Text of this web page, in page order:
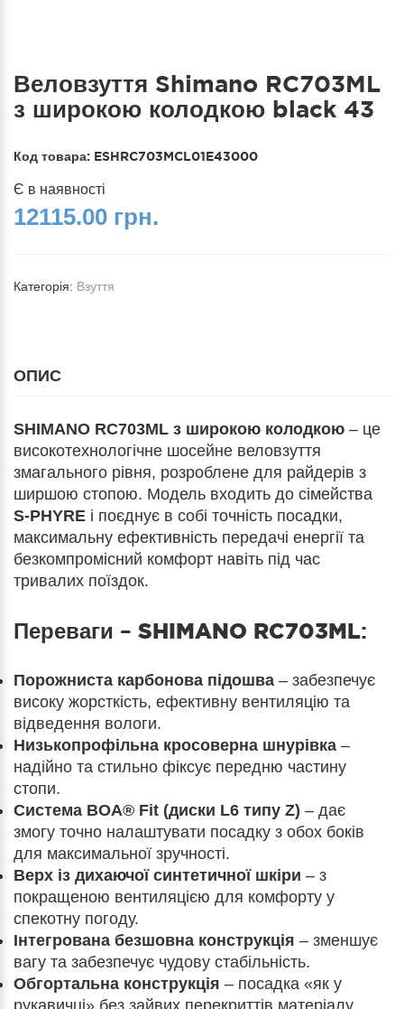
Веловзуття Shimano RC703ML
з широкою колодкою black 43
Код товара: ESHRC703MCL01E43000
Є в наявності
12115.00 грн.
Категорія: Взуття
ОПИС
SHIMANO RC703ML з широкою колодкою – це
високотехнологічне шосейне веловзуття
змагального рівня, розроблене для райдерів з
ширшою стопою. Модель входить до сімейства
S-PHYRE і поєднує в собі точність посадки,
максимальну ефективність передачі енергії та
безкомпромісний комфорт навіть під час
тривалих поїздок.
Переваги – SHIMANO RC703ML:
Порожниста карбонова підошва – забезпечує
високу жорсткість, ефективну вентиляцію та
відведення вологи.
Низькопрофільна кросоверна шнурівка –
надійно та стильно фіксує передню частину
стопи.
Система BOA® Fit (диски L6 типу Z) – дає
змогу точно налаштувати посадку з обох боків
для максимальної зручності.
Верх із дихаючої синтетичної шкіри – з
покращеною вентиляцією для комфорту у
спекотну погоду.
Інтегрована безшовна конструкція – зменшує
вагу та забезпечує чудову стабільність.
Обгортальна конструкція – посадка «як у
рукавичці» без зайвих перекриттів матеріалу.